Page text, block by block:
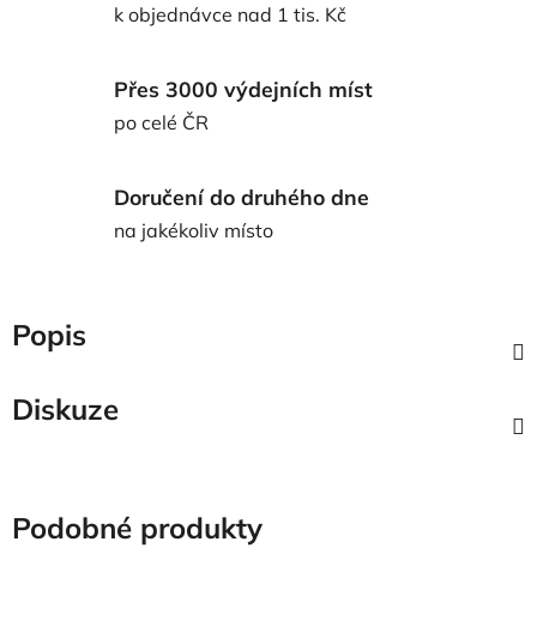
k objednávce nad 1 tis. Kč
Přes 3000 výdejních míst
po celé ČR
Doručení do druhého dne
na jakékoliv místo
Popis
Diskuze
Podobné produkty